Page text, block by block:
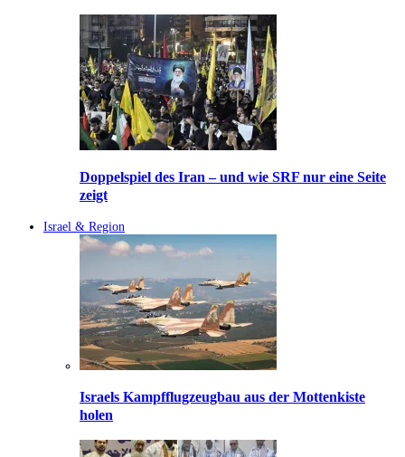
Doppelspiel des Iran – und wie SRF nur eine Seite
zeigt
Israel & Region
Israels Kampfflugzeugbau aus der Mottenkiste
holen